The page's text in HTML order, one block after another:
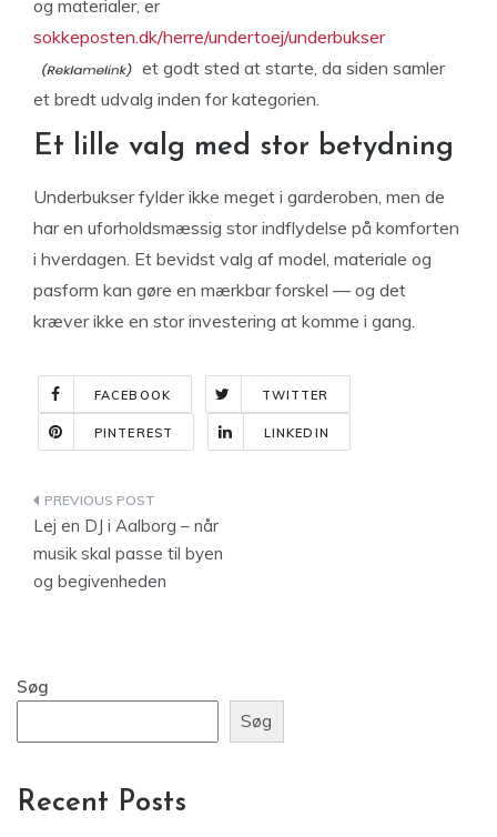
og materialer, er
sokkeposten.dk/herre/undertoej/underbukser
et godt sted at starte, da siden samler
et bredt udvalg inden for kategorien.
Et lille valg med stor betydning
Underbukser fylder ikke meget i garderoben, men de
har en uforholdsmæssig stor indflydelse på komforten
i hverdagen. Et bevidst valg af model, materiale og
pasform kan gøre en mærkbar forskel — og det
kræver ikke en stor investering at komme i gang.
FACEBOOK TWITTER
PINTEREST LINKEDIN
Indlægsnavigation
Lej en DJ i Aalborg – når
musik skal passe til byen
og begivenheden
Søg
Søg
Recent Posts